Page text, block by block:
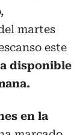
martes
este
disponible
en la